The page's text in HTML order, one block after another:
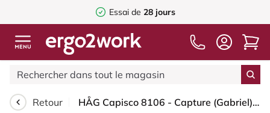
Essai de 28 jours
Retour HÅG Capisco 8106 - Capture (Gabriel) - Laine / Polyamide - CPT5501 - Charcoal - Blanc - 265 mm (hauteur d’assise 53–79 cm) - Patins